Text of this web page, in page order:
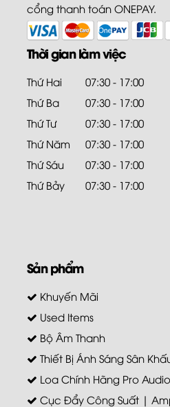
cổng thanh toán ONEPAY.
Thời gian làm việc
Thứ Hai
07:30 - 17:00
Thứ Ba
07:30 - 17:00
Thứ Tư
07:30 - 17:00
Thứ Năm
07:30 - 17:00
Thứ Sáu
07:30 - 17:00
Thứ Bảy
07:30 - 17:00
Sản phẩm
Khuyến Mãi
Used Items
Bộ Âm Thanh
Thiết Bị Ánh Sáng Sân
Loa Chính Hãng Pro Audio
Cục Đẩy Công Suất |